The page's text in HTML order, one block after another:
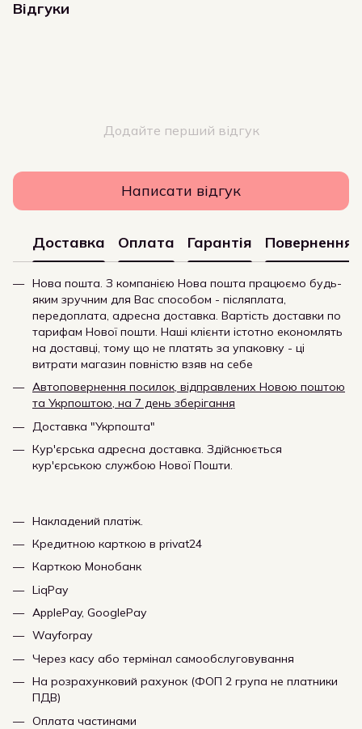
Відгуки
Додайте перший відгук
Написати відгук
Доставка Оплата Гарантія Повернення
Нова пошта. З компанією Нова пошта працюємо будь-
яким зручним для Вас способом - післяплата,
передоплата, адресна доставка. Вартість доставки по
тарифам Нової пошти. Наші клієнти істотно економлять
на доставці, тому що не платять за упаковку - ці
витрати магазин повністю взяв на себе
Автоповернення посилок, відправлених Новою поштою
та Укрпоштою, на 7 день зберігання
Доставка "Укрпошта"
Кур'єрська адресна доставка. Здійснюється
кур'єрською службою Нової Пошти.
Накладений платіж.
Кредитною карткою в privat24
Карткою Монобанк
LiqPay
ApplePay, GooglePay
Wayforpay
Через касу або термінал самообслуговування
На розрахунковий рахунок (ФОП 2 група не платники
ПДВ)
Оплата частинами